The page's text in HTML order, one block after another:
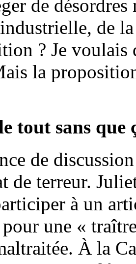
de
de
? Je voulais
la
tout sans que
de
de terreur.
à un
pour une «
À la